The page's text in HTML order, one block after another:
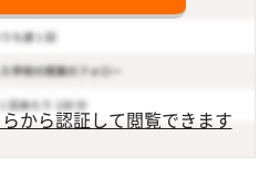
から認証して閲覧できます